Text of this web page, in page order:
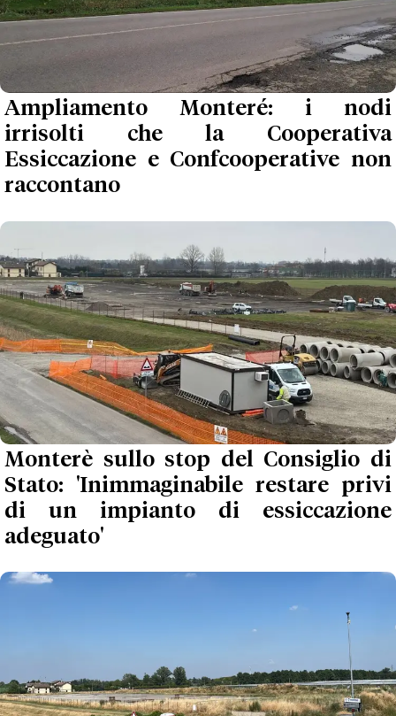
Ampliamento Monteré: i nodi
irrisolti che la Cooperativa
Essiccazione e Confcooperative non
raccontano
Monterè sullo stop del Consiglio di
Stato: 'Inimmaginabile restare privi
di un impianto di essiccazione
adeguato'